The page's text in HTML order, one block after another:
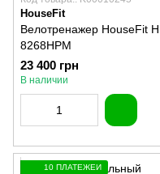
HouseFit
Велотренажер HouseFit
8268HPM
23 400 грн
В наличии
10 ПЛАТЕЖЕЙ